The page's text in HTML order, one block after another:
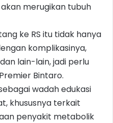
merugikan tubuh
ke RS itu tidak hanya
komplikasinya,
lain-lain, jadi perlu
Bintaro.
wadah edukasi
khususnya terkait
penyakit metabolik